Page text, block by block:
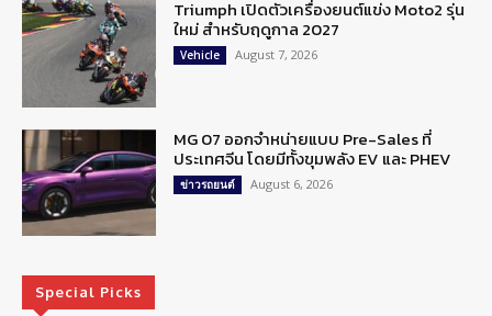
Triumph เปิดตัวเครื่องยนต์แข่ง Moto2 รุ่น
ใหม่ สำหรับฤดูกาล 2027
Vehicle August 7, 2026
MG 07 ออกจำหน่ายแบบ Pre-Sales ที่
ประเทศจีน โดยมีทั้งขุมพลัง EV และ PHEV
ข่าวรถยนต์ August 6, 2026
Special Picks